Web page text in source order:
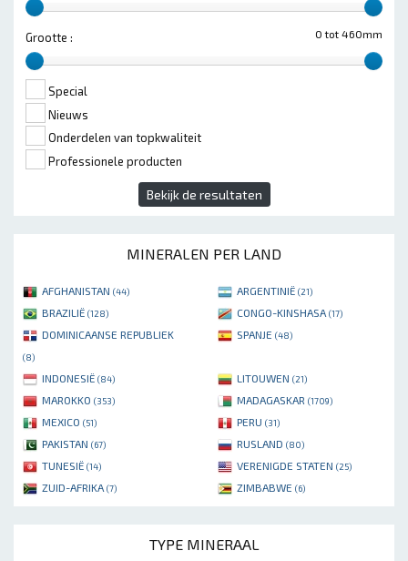
0 tot 460mm
Grootte :
Special
Nieuws
Onderdelen van topkwaliteit
Professionele producten
Bekijk de resultaten
MINERALEN PER LAND
AFGHANISTAN (44) ARGENTINIË (21)
BRAZILIË (128) CONGO-KINSHASA (17)
DOMINICAANSE REPUBLIEK
(8)
SPANJE (48)
INDONESIË (84) LITOUWEN (21)
MAROKKO (353) MADAGASKAR (1709)
MEXICO (51) PERU (31)
PAKISTAN (67) RUSLAND (80)
TUNESIË (14) VERENIGDE STATEN (25)
ZUID-AFRIKA (7) ZIMBABWE (6)
TYPE MINERAAL